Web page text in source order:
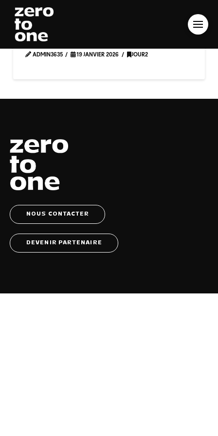
Adrien Poggetti
ADMIN3635 19 JANVIER 2026 JOUR2
NOUS CONTACTER
DEVENIR PARTENAIRE